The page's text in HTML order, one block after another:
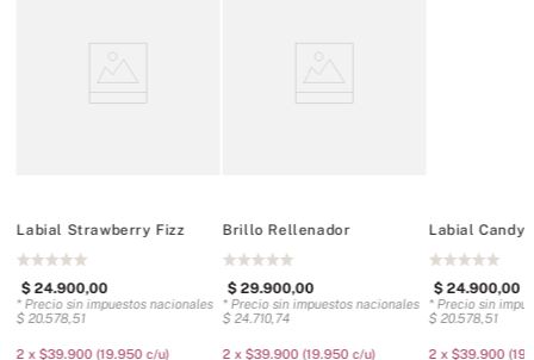
dermatólogos
No probado en animales
Labial Strawberry Fizz
$ 24.900,00
* Precio sin impuestos nacionales
$ 20.578,51
2 x $39.900 (19.950 c/u)
Brillo Rellenador
$ 29.900,00
* Precio sin impuestos nacionales
$ 24.710,74
2 x $39.900 (19.950 c/u)
Labial Candy
$ 24.900,00
* Precio sin
$ 20.578,51
2 x $39.900